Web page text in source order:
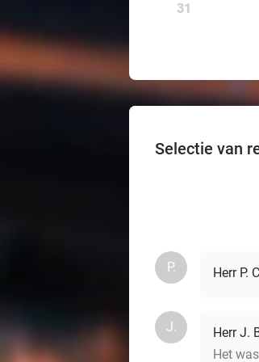
31
Selectie van
P. Herr P.
J.
Herr J.
Het